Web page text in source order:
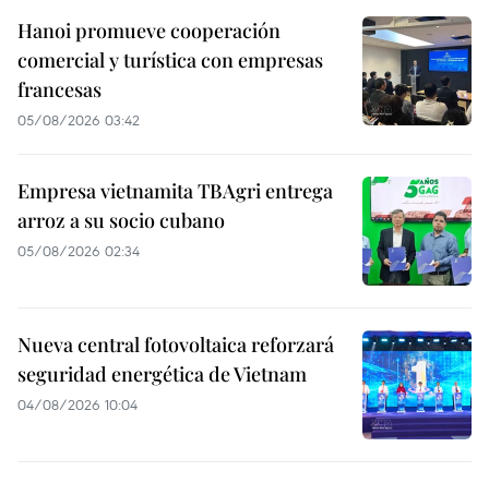
Hanoi promueve cooperación
comercial y turística con empresas
francesas
05/08/2026 03:42
Empresa vietnamita TBAgri entrega
arroz a su socio cubano
05/08/2026 02:34
Nueva central fotovoltaica reforzará
seguridad energética de Vietnam
04/08/2026 10:04